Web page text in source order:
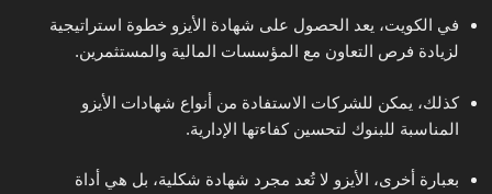
في الكويت، يعد الحصول على شهادة الأيزو خطوة استراتيجية
لزيادة فرص التعاون مع المؤسسات المالية والمستثمرين.
كذلك، يمكن للشركات الاستفادة من أنواع شهادات الأيزو
المناسبة للبنوك لتحسين كفاءتها الإدارية.
بعبارة أخرى، الأيزو لا تُعد مجرد شهادة شكلية، بل هي أداة